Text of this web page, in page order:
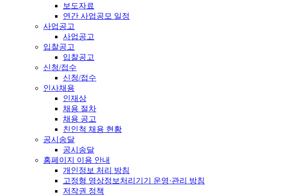
보도자료
연간 사업공모 일정
사업공고
사업공고
입찰공고
입찰공고
신청/접수
신청/접수
인사채용
인재상
채용 절차
채용 공고
친인척 채용 현황
공시송달
공시송달
홈페이지 이용 안내
개인정보 처리 방침
고정형 영상정보처리기기 운영·관리 방침
저작권 정책